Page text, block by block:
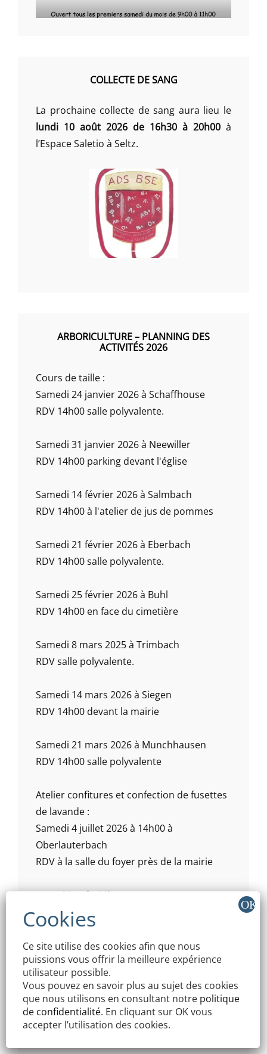
COLLECTE DE SANG
La prochaine collecte de sang aura lieu le
lundi 10 août 2026 de 16h30 à 20h00 à
l’Espace Saletio à Seltz.
ARBORICULTURE – PLANNING DES
ACTIVITÉS 2026
Cours de taille :
Samedi 24 janvier 2026 à Schaffhouse
RDV 14h00 salle polyvalente.
Samedi 31 janvier 2026 à Neewiller
RDV 14h00 parking devant l'église
Samedi 14 février 2026 à Salmbach
RDV 14h00 à l'atelier de jus de pommes
Samedi 21 février 2026 à Eberbach
RDV 14h00 salle polyvalente.
Samedi 25 février 2026 à Buhl
RDV 14h00 en face du cimetière
Samedi 8 mars 2025 à Trimbach
RDV salle polyvalente.
Samedi 14 mars 2026 à Siegen
RDV 14h00 devant la mairie
Samedi 21 mars 2026 à Munchhausen
RDV 14h00 salle polyvalente
Atelier confitures et confection de fusettes
de lavande :
Samedi 4 juillet 2026 à 14h00 à
Oberlauterbach
RDV à la salle du foyer près de la mairie
Exposition fruitière:
Dimanche 4 octobre 2026 - salle
polyvalente de Niederlauterbach
Atelier de jus de pomme:
Campagne production de jus de pomme à
partir de septembre 2026.
Ce site utilise des cookies afin que nous
puissions vous offrir la meilleure expérience
utilisateur possible.
Vous pouvez en savoir plus au sujet des cookies
que nous utilisons en consultant notre politique
de confidentialité. En cliquant sur OK vous
accepter l’utilisation des cookies.